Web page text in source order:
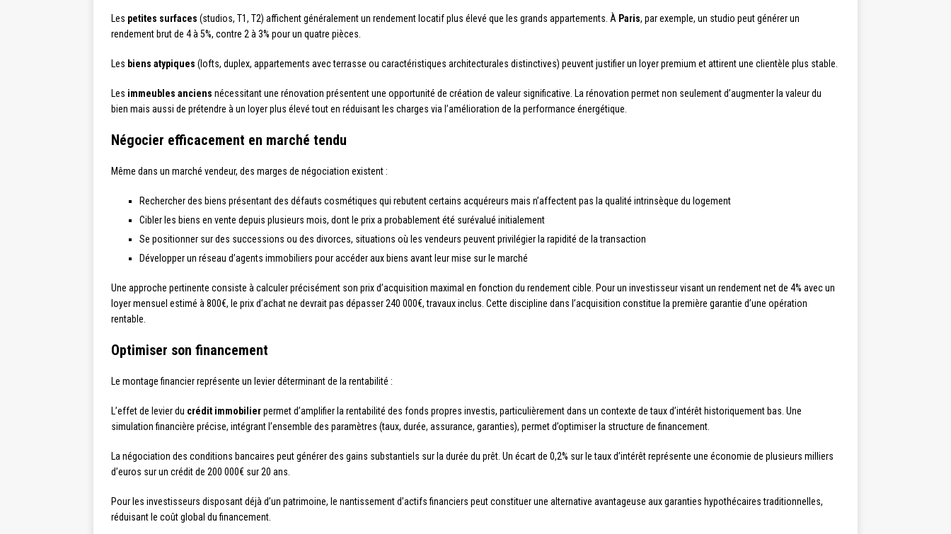
Les petites surfaces (studios, T1, T2) affichent généralement un rendement locatif plus élevé que les grands appartements. À Paris, par exemple, un studio peut générer un
rendement brut de 4 à 5%, contre 2 à 3% pour un quatre pièces.
Les biens atypiques (lofts, duplex, appartements avec terrasse ou caractéristiques architecturales distinctives) peuvent justifier un loyer premium et attirent une clientèle plus stable.
Les immeubles anciens nécessitant une rénovation présentent une opportunité de création de valeur significative. La rénovation permet non seulement d’augmenter la valeur du
bien mais aussi de prétendre à un loyer plus élevé tout en réduisant les charges via l’amélioration de la performance énergétique.
Négocier efficacement en marché tendu
Même dans un marché vendeur, des marges de négociation existent :
Rechercher des biens présentant des défauts cosmétiques qui rebutent certains acquéreurs mais n’affectent pas la qualité intrinsèque du logement
Cibler les biens en vente depuis plusieurs mois, dont le prix a probablement été surévalué initialement
Se positionner sur des successions ou des divorces, situations où les vendeurs peuvent privilégier la rapidité de la transaction
Développer un réseau d’agents immobiliers pour accéder aux biens avant leur mise sur le marché
Une approche pertinente consiste à calculer précisément son prix d’acquisition maximal en fonction du rendement cible. Pour un investisseur visant un rendement net de 4% avec un
loyer mensuel estimé à 800€, le prix d’achat ne devrait pas dépasser 240 000€, travaux inclus. Cette discipline dans l’acquisition constitue la première garantie d’une opération
rentable.
Optimiser son financement
Le montage financier représente un levier déterminant de la rentabilité :
L’effet de levier du crédit immobilierpermet d’amplifier la rentabilité des fonds propres investis, particulièrement dans un contexte de taux d’intérêt historiquement bas. Une
simulation financière précise, intégrant l’ensemble des paramètres (taux, durée, assurance, garanties), permet d’optimiser la structure de financement.
La négociation des conditions bancaires peut générer des gains substantiels sur la durée du prêt. Un écart de 0,2% sur le taux d’intérêt représente une économie de plusieurs milliers
d’euros sur un crédit de 200 000€ sur 20 ans.
Pour les investisseurs disposant déjà d’un patrimoine, le nantissement d’actifs financiers peut constituer une alternative avantageuse aux garanties hypothécaires traditionnelles,
réduisant le coût global du financement.